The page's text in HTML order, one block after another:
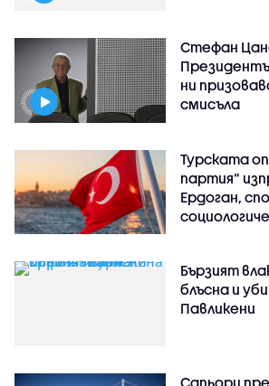
Стефан
ни
смисъла
Турската
партия“
Ердоган,
Бързият
блъсна и
Павликени